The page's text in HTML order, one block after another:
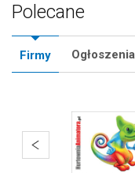
Polecane
Firmy Ogłoszenia